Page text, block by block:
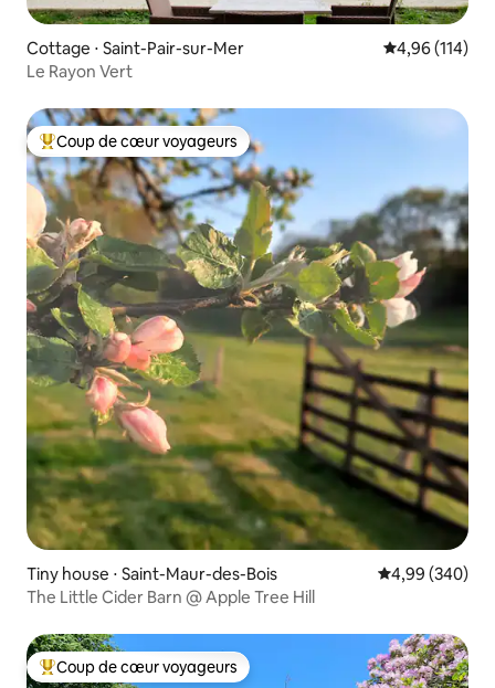
Cottage ⋅ Saint-Pair-sur-Mer Évaluation
4,96 (114)
Le Rayon Vert
Coups de cœur voyageurs les plus appréciés
Coup de cœur voyageurs
Tiny house ⋅ Saint-Maur-des-Bois Évaluation
4,99 (340)
The Little Cider Barn @ Apple Tree Hill
Coups de cœur voyageurs les plus appréciés
Coup de cœur voyageurs